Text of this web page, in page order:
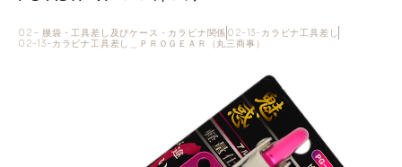
マルキン印
02 – 腰袋・工具差し及びケース・カラビナ関係 02-13-カラビナ工具差し
02-13-カラビナ工具差し＿ＰＲＯＧＥＡＲ（丸三商事）